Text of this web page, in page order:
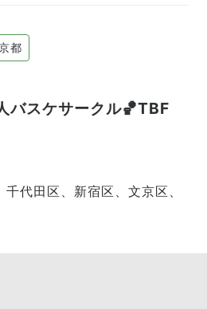
都
バスケサークル🏀TBF
千代田区、新宿区、文京区、江